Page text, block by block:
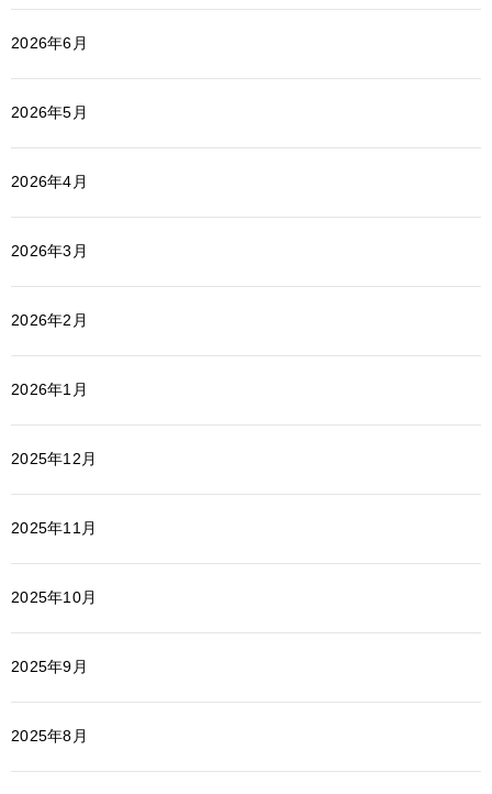
2026年6月
2026年5月
2026年4月
2026年3月
2026年2月
2026年1月
2025年12月
2025年11月
2025年10月
2025年9月
2025年8月